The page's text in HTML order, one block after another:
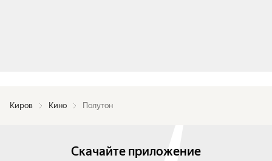
Киров Кино Полутон
Скачайте приложение